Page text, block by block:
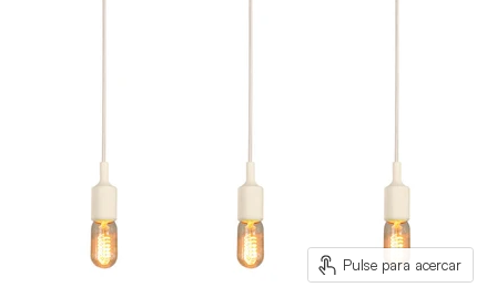
Pulse para acercar